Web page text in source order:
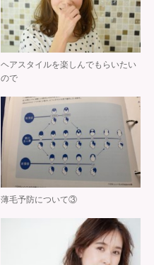
ヘアスタイルを楽しんでもらいたい
ので
薄毛予防について③